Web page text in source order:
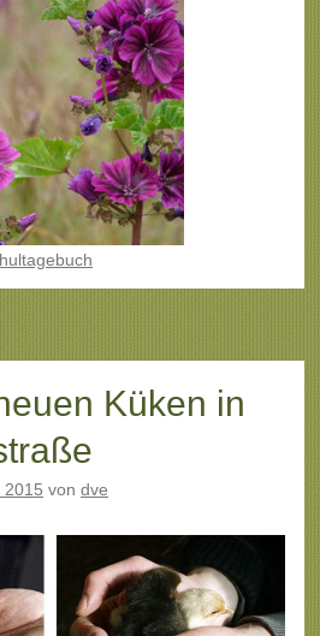
Küken in
2015 von dve